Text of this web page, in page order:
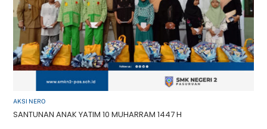
AKSI NERO
SANTUNAN ANAK YATIM 10 MUHARRAM 1447 H